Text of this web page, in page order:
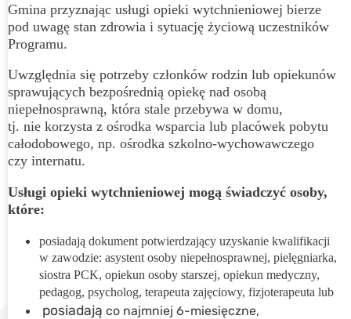
Gmina przyznając usługi opieki wytchnieniowej bierze
pod uwagę stan zdrowia i sytuację życiową uczestników
Programu.
Uwzględnia się potrzeby członków rodzin lub opiekunów
sprawujących bezpośrednią opiekę nad osobą
niepełnosprawną, która stale przebywa w domu,
tj. nie korzysta z ośrodka wsparcia lub placówek pobytu
całodobowego, np. ośrodka szkolno-wychowawczego
czy internatu.
Usługi opieki wytchnieniowej mogą świadczyć osoby,
które:
posiadają dokument potwierdzający uzyskanie kwalifikacji
w zawodzie: asystent osoby niepełnosprawnej, pielęgniarka,
siostra PCK, opiekun osoby starszej, opiekun medyczny,
pedagog, psycholog, terapeuta zajęciowy, fizjoterapeuta lub
posiadają co najmniej 6-miesięczne,